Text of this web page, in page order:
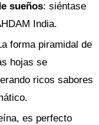
sueños: siéntase
India.
forma piramidal de
hojas se
ricos sabores
es perfecto